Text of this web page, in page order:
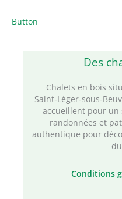
Button
Des
Chalets en bois
accueillent pour
randonnées et
authentique pour
Conditions